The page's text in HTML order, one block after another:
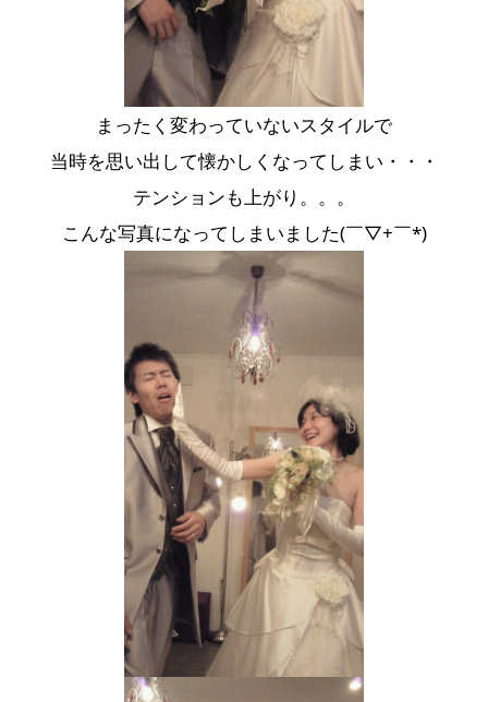
まったく変わっていないスタイルで
当時を思い出して懐かしくなってしまい・・・
テンションも上がり。。。
こんな写真になってしまいました(￣▽+￣*)